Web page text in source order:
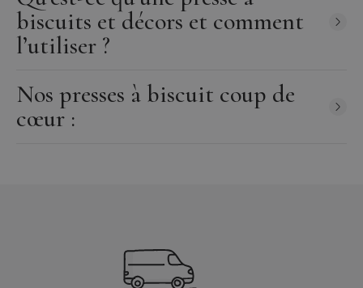
biscuits et décors et comment
l’utiliser ?
Nos presses à biscuit coup de
cœur :